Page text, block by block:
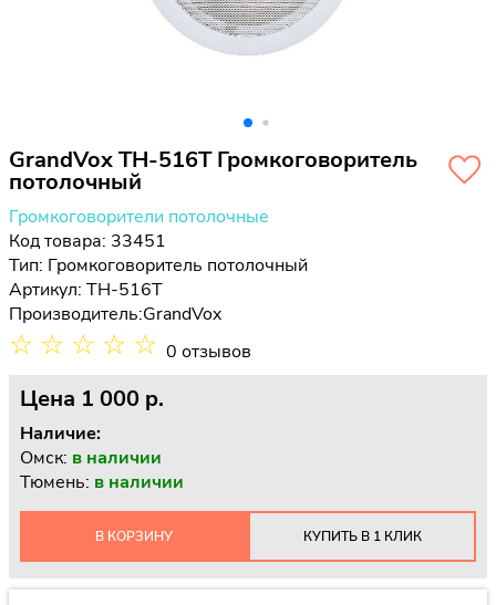
GrandVox TH-516T Громкоговоритель
потолочный
Громкоговорители потолочные
Код товара: 33451
Тип: Громкоговоритель потолочный
Артикул: TH-516T
Производитель:GrandVox
☆ ☆ ☆ ☆ ☆ 0 отзывов
Цена 1 000 p.
Наличие:
Омск: в наличии
Тюмень: в наличии
В КОРЗИНУ КУПИТЬ В 1 КЛИК